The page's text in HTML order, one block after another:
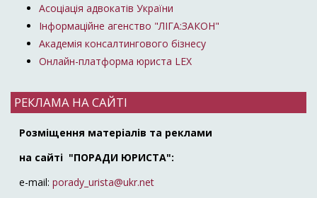
Асоціація адвокатів України
Інформаційне агенство "ЛІГА:ЗАКОН"
Академія консалтингового бізнесу
Онлайн-платформа юриста LEX
РЕКЛАМА НА САЙТІ
Розміщення матеріалів та реклами
на сайті "ПОРАДИ ЮРИСТА":
e-mail: porady_urista@ukr.net